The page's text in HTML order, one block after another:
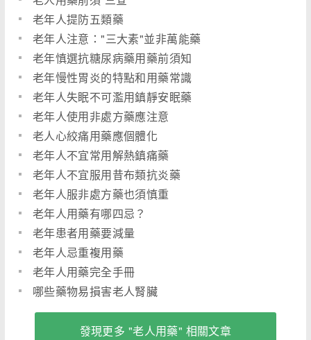
老年人提防五類藥
老年人注意："三大素"並非萬能藥
老年慎選抗糖尿病藥用藥前須知
老年慢性胃炎的特點和用藥常識
老年人失眠不可濫用鎮靜安眠藥
老年人使用非處方藥應注意
老人心絞痛用藥應個體化
老年人不宜常用解熱鎮痛藥
老年人不宜服用昔布類抗炎藥
老年人服非處方藥也須慎重
老年人用藥有哪四忌？
老年患者用藥要減量
老年人忌重複用藥
老年人用藥完全手冊
哪些藥物易損害老人腎臟
發現更多 "老人用藥" 相關文章